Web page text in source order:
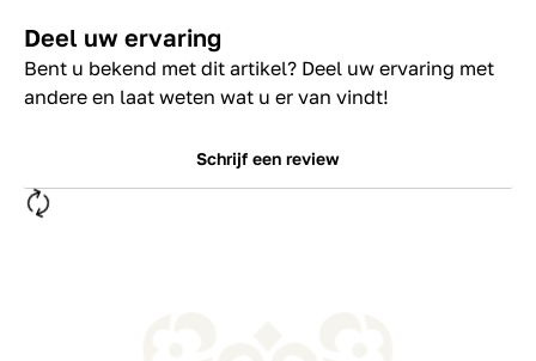
Deel uw ervaring
Bent u bekend met dit artikel? Deel uw ervaring met
andere en laat weten wat u er van vindt!
Schrijf een review